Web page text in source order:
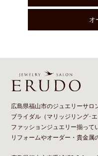
オ
広島県福山市のジュエリーサロ
ブライダル（ マリッジリング･
ファッションジュエリー揃って
リフォームやオーダー ・貴金属